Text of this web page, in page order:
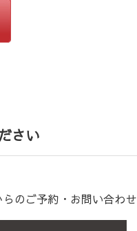
さい
らのご予約・お問い合わせ